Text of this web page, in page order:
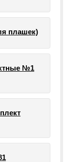
плашек)
№1